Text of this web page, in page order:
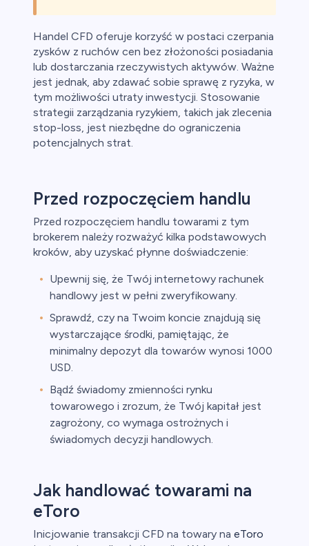
Handel CFD oferuje korzyść w postaci czerpania
zysków z ruchów cen bez złożoności posiadania
lub dostarczania rzeczywistych aktywów. Ważne
jest jednak, aby zdawać sobie sprawę z ryzyka, w
tym możliwości utraty inwestycji. Stosowanie
strategii zarządzania ryzykiem, takich jak zlecenia
stop-loss, jest niezbędne do ograniczenia
potencjalnych strat.
Przed rozpoczęciem handlu
Przed rozpoczęciem handlu towarami z tym
brokerem należy rozważyć kilka podstawowych
kroków, aby uzyskać płynne doświadczenie:
Upewnij się, że Twój internetowy rachunek
handlowy jest w pełni zweryfikowany.
Sprawdź, czy na Twoim koncie znajdują się
wystarczające środki, pamiętając, że
minimalny depozyt dla towarów wynosi 1000
USD.
Bądź świadomy zmienności rynku
towarowego i zrozum, że Twój kapitał jest
zagrożony, co wymaga ostrożnych i
świadomych decyzji handlowych.
Jak handlować towarami na
eToro
Inicjowanie transakcji CFD na towary na eToro